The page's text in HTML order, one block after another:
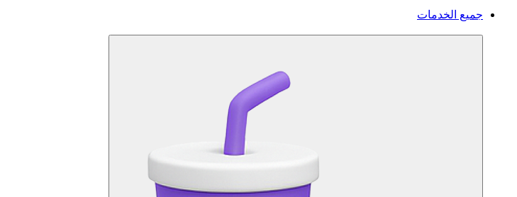
جميع الخدمات